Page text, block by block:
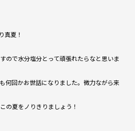
真夏！
ので水分塩分とって頑張れたらなと思いま
何回かお世話になりました。微力ながら来
の夏をノりきりましょう！